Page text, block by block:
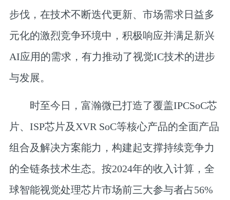
步伐，在技术不断迭代更新、市场需求日益多
元化的激烈竞争环境中，积极响应并满足新兴
AI应用的需求，有力推动了视觉IC技术的进步
与发展。
时至今日，富瀚微已打造了覆盖IPCSoC芯
片、ISP芯片及XVR SoC等核心产品的全面产品
组合及解决方案能力，构建起支撑持续竞争力
的全链条技术生态。按2024年的收入计算，全
球智能视觉处理芯片市场前三大参与者占56%